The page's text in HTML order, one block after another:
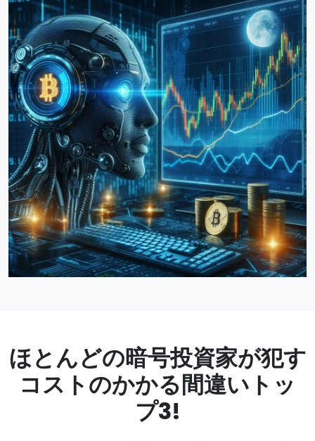
ほとんどの暗号投資家が犯す
コストのかかる間違いトッ
プ3!